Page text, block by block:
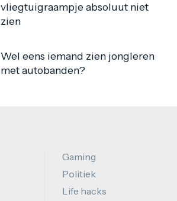
vliegtuigraampje absoluut niet
zien
Wel eens iemand zien jongleren
met autobanden?
Gaming
Politiek
Life hacks